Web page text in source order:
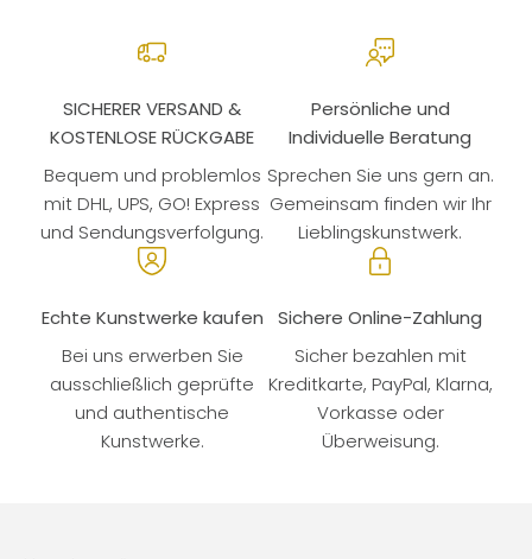
SICHERER VERSAND &
KOSTENLOSE RÜCKGABE
Bequem und problemlos
mit DHL, UPS, GO! Express
und Sendungsverfolgung.
Persönliche und
Individuelle Beratung
Sprechen Sie uns gern an.
Gemeinsam finden wir Ihr
Lieblingskunstwerk.
Echte Kunstwerke kaufen
Bei uns erwerben Sie
ausschließlich geprüfte
und authentische
Kunstwerke.
Sichere Online-Zahlung
Sicher bezahlen mit
Kreditkarte, PayPal, Klarna,
Vorkasse oder
Überweisung.